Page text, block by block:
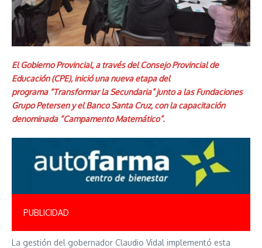
El Gobierno Provincial, a través del Consejo Provincial de
Educación (CPE), inició una nueva etapa del
programa “Transformar la Secundaria” junto a las Fundaciones
Grupo Petersen y el Banco Santa Cruz, con la capacitación
denominada “Campamento Matemático”.
PUBLICIDAD
La gestión del gobernador Claudio Vidal implementó esta